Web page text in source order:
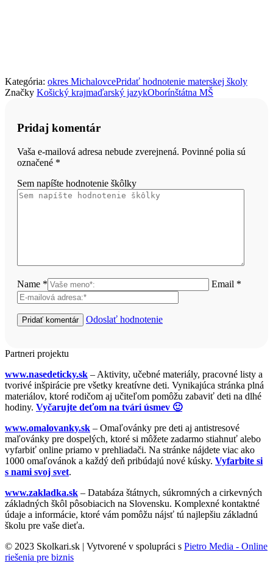
Kategória: okres MichalovcePridať hodnotenie materskej školy
Značky Košický krajmaďarský jazykOborínštátna MŠ
Pridaj komentár
Vaša e-mailová adresa nebude zverejnená. Povinné polia sú
označené *
Sem napíšte hodnotenie škôlky
Name * Email *
Odoslať hodnotenie
Partneri projektu
www.nasedeticky.sk – Aktivity, učebné materiály, pracovné listy a
tvorivé inšpirácie pre všetky kreatívne deti. Vynikajúca stránka plná
materiálov, ktoré rodičom aj učiteľom pomôžu zabaviť deti na dlhé
hodiny. Vyčarujte deťom na tvári úsmev 🙂
www.omalovanky.sk – Omaľovánky pre deti aj antistresové
maľovánky pre dospelých, ktoré si môžete zadarmo stiahnuť alebo
vyfarbiť online priamo v prehliadači. Na stránke nájdete viac ako
1000 omaľovánok a každý deň pribúdajú nové kúsky. Vyfarbite si
s nami svoj svet.
www.zakladka.sk – Databáza štátnych, súkromných a cirkevných
základných škôl pôsobiacich na Slovensku. Komplexné kontaktné
údaje a informácie, ktoré vám pomôžu nájsť tú najlepšiu základnú
školu pre vaše dieťa.
© 2023 Skolkari.sk | Vytvorené v spolupráci s Pietro Media - Online
riešenia pre biznis